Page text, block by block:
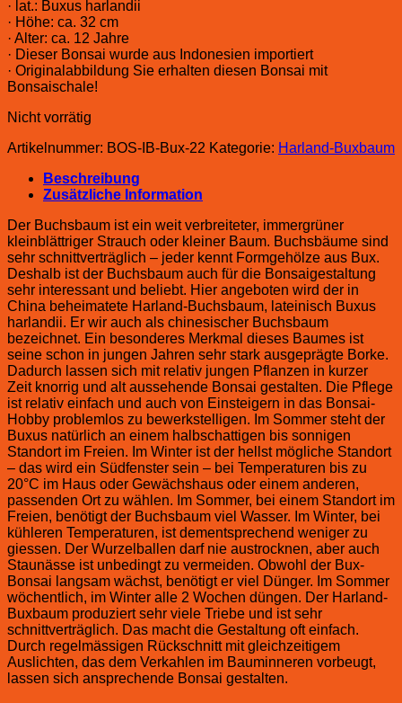
· lat.: Buxus harlandii
· Höhe: ca. 32 cm
· Alter: ca. 12 Jahre
· Dieser Bonsai wurde aus Indonesien importiert
· Originalabbildung Sie erhalten diesen Bonsai mit
Bonsaischale!
Nicht vorrätig
Artikelnummer: BOS-IB-Bux-22 Kategorie: Harland-Buxbaum
Beschreibung
Zusätzliche Information
Der Buchsbaum ist ein weit verbreiteter, immergrüner
kleinblättriger Strauch oder kleiner Baum. Buchsbäume sind
sehr schnittverträglich – jeder kennt Formgehölze aus Bux.
Deshalb ist der Buchsbaum auch für die Bonsaigestaltung
sehr interessant und beliebt. Hier angeboten wird der in
China beheimatete Harland-Buchsbaum, lateinisch Buxus
harlandii. Er wir auch als chinesischer Buchsbaum
bezeichnet. Ein besonderes Merkmal dieses Baumes ist
seine schon in jungen Jahren sehr stark ausgeprägte Borke.
Dadurch lassen sich mit relativ jungen Pflanzen in kurzer
Zeit knorrig und alt aussehende Bonsai gestalten. Die Pflege
ist relativ einfach und auch von Einsteigern in das Bonsai-
Hobby problemlos zu bewerkstelligen. Im Sommer steht der
Buxus natürlich an einem halbschattigen bis sonnigen
Standort im Freien. Im Winter ist der hellst mögliche Standort
– das wird ein Südfenster sein – bei Temperaturen bis zu
20°C im Haus oder Gewächshaus oder einem anderen,
passenden Ort zu wählen. Im Sommer, bei einem Standort im
Freien, benötigt der Buchsbaum viel Wasser. Im Winter, bei
kühleren Temperaturen, ist dementsprechend weniger zu
giessen. Der Wurzelballen darf nie austrocknen, aber auch
Staunässe ist unbedingt zu vermeiden. Obwohl der Bux-
Bonsai langsam wächst, benötigt er viel Dünger. Im Sommer
wöchentlich, im Winter alle 2 Wochen düngen. Der Harland-
Buxbaum produziert sehr viele Triebe und ist sehr
schnittverträglich. Das macht die Gestaltung oft einfach.
Durch regelmässigen Rückschnitt mit gleichzeitigem
Auslichten, das dem Verkahlen im Bauminneren vorbeugt,
lassen sich ansprechende Bonsai gestalten.